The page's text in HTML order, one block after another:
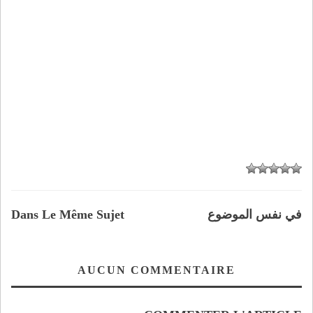
Dans Le Même Sujet في نفس الموضوع
AUCUN COMMENTAIRE